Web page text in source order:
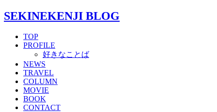
SEKINEKENJI BLOG
TOP
PROFILE
好きなことば
NEWS
TRAVEL
COLUMN
MOVIE
BOOK
CONTACT